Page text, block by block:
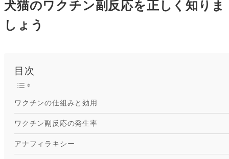
犬猫のワクチン副反応を正しく知りま
しょう
目次
ワクチンの仕組みと効用
ワクチン副反応の発生率
アナフィラキシー